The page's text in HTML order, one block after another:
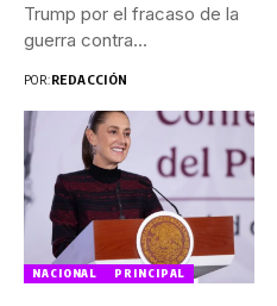
Trump por el fracaso de la
guerra contra...
POR:REDACCIÓN
NACIONAL PRINCIPAL